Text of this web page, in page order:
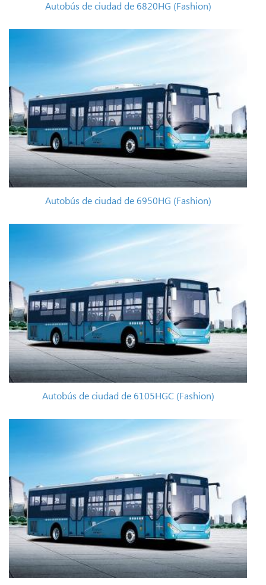
Autobús de ciudad de 6820HG (Fashion)
Autobús de ciudad de 6950HG (Fashion)
Autobús de ciudad de 6105HGC (Fashion)